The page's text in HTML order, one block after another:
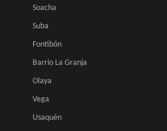
Soacha
Suba
Fontibón
Barrio La Granja
Olaya
Vega
Usaquén